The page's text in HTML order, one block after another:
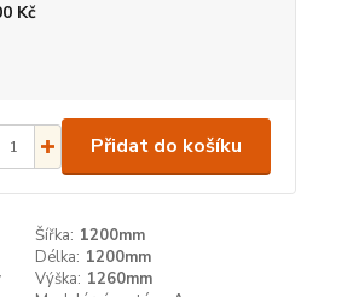
Kč
Přidat do košíku
Šířka: 1200mm
Délka: 1200mm
Výška: 1260mm